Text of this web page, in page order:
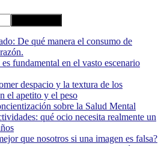
De qué manera el consumo de
fundamental en el vasto escenario
despacio y la textura de los
el apetito y el peso
sobre la Salud Mental
qué ocio necesita realmente un
que nosotros si una imagen es falsa?